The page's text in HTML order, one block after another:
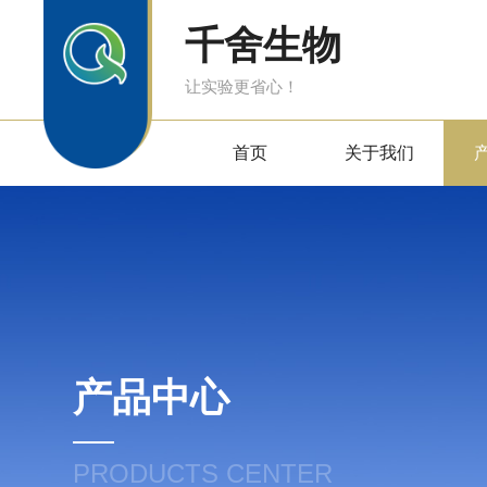
千舍生物
让实验更省心！
首页 关于我们
产品中心
PRODUCTS CENTER